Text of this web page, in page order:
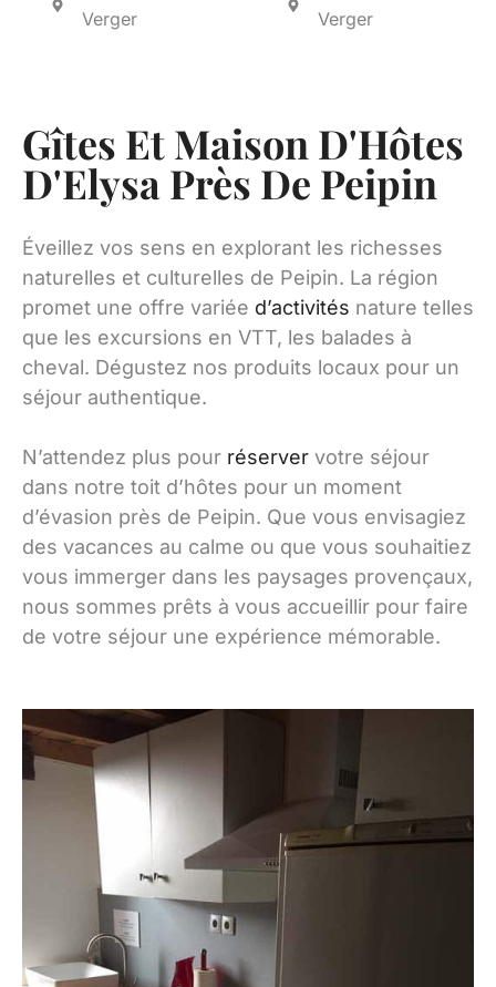
Verger
Verger
Gîtes Et Maison D'Hôtes
D'Elysa Près De Peipin
Éveillez vos sens en explorant les richesses
naturelles et culturelles de Peipin. La région
promet une offre variée d’activités nature telles
que les excursions en VTT, les balades à
cheval. Dégustez nos produits locaux pour un
séjour authentique.
N’attendez plus pour réserver votre séjour
dans notre toit d’hôtes pour un moment
d’évasion près de Peipin. Que vous envisagiez
des vacances au calme ou que vous souhaitiez
vous immerger dans les paysages provençaux,
nous sommes prêts à vous accueillir pour faire
de votre séjour une expérience mémorable.